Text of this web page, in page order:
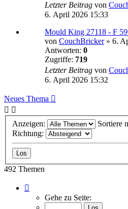
Letzter Beitrag von
6. April 2026 15:33
Mould King 27118 - F
von CouchBricker» 6.
Antworten: 0
Zugriffe: 719
Letzter Beitrag von
6. April 2026 15:32
Neues Thema
Anzeigen:
Sortiere
Richtung:
492 Themen
von
Gehe zu Seite: